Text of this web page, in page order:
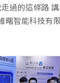
過的這條路
曙智能科技有